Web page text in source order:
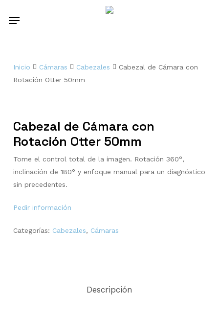
Menu
Inicio Cámaras Cabezales
Cabezal de Cámara con
Rotación Otter 50mm
Cabezal de Cámara con
Rotación Otter 50mm
Tome el control total de la imagen. Rotación 360°,
inclinación de 180° y enfoque manual para un diagnóstico
sin precedentes.
Pedir información
Categorías: Cabezales, Cámaras
Descripción